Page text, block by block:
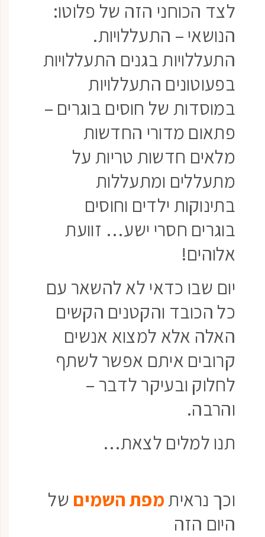
לצד הכוחני הזה של פלוטו:
הנושאי – התעללויות.
התעללויות בגנים התעללויות
בפעוטונים התעללויות
במוסדות של חוסים בוגרים –
פתאום מדורי החדשות
מלאים חדשות טריות על
מתעללים ומתעללות
בתינוקות ילדים וחוסים
בוגרים חסרי ישע… זוועת
אלוהים!
יום שבו כדאי לא להשאר עם
כל הכובד והקטנים הקשים
האלה אלא למצוא אנשים
קרובים איתם אפשר לשתף
לחלוק ובעיקר לדבר –
והרבה.
תנו למלים לצאת…
וכך נראיתמפת השמים של
היום הזה